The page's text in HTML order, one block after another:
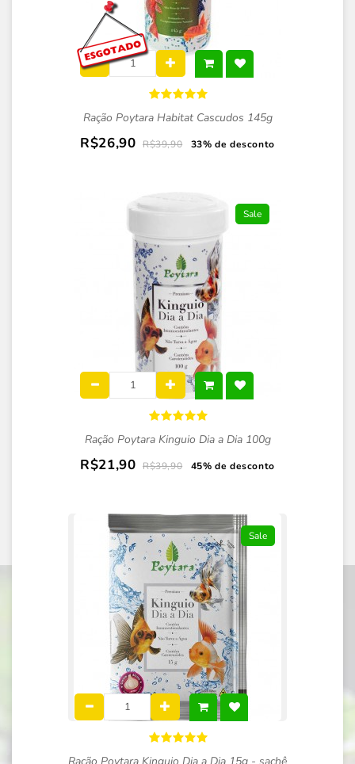
Ração Poytara Habitat Cascudos 145g
R$26,90 R$39,90 33% de desconto
Sale
Ração Poytara Kinguio Dia a Dia 100g
R$21,90 R$39,90 45% de desconto
Sale